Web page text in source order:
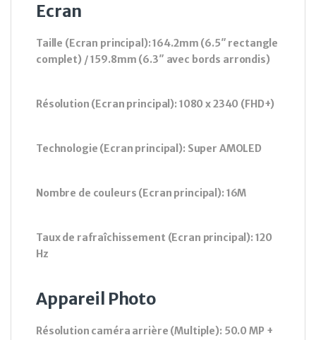
Ecran
Taille (Ecran principal): 164.2mm (6.5″ rectangle
complet) / 159.8mm (6.3″ avec bords arrondis)
Résolution (Ecran principal): 1080 x 2340 (FHD+)
Technologie (Ecran principal): Super AMOLED
Nombre de couleurs (Ecran principal): 16M
Taux de rafraîchissement (Ecran principal): 120
Hz
Appareil Photo
Résolution caméra arrière (Multiple): 50.0 MP +